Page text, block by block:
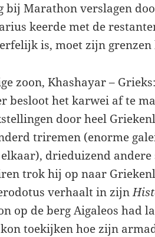
bij Marathon verslagen
keerde met de
is, moet zijn grenzen
zoon, Khashayar –
besloot het karwei af te
door heel
triremen (enorme
drieduizend andere
trok hij op naar
verhaalt in zijn
op de berg Aigaleos had
toekijken hoe zijn